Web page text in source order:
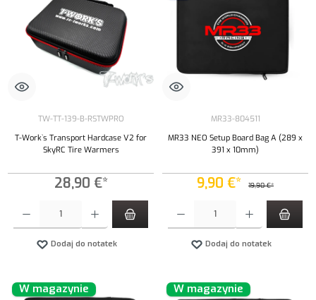
TW-TT-139-B-RSTWPRO
T-Work`s Transport Hardcase V2 for
SkyRC Tire Warmers
28,90 €*
Dodaj do notatek
MR33-804511
MR33 NEO Setup Board Bag A (289 x
391 x 10mm)
9,90 €* 19,90 €*
Dodaj do notatek
W magazynie
W magazynie